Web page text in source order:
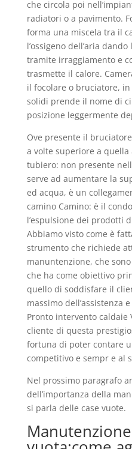
che circola poi
radiatori o a pavimento.
forma una miscela tra il
l’ossigeno dell’aria
tramite irraggiamento e
trasmette il calore.
il focolare o bruciatore,
solidi prende il nome di
posizione leggermente
Ove presente il
a volte superiore a quella
tubiero: non presente
serve ad aumentare la
ed acqua, è un
camino Camino: è il
l’espulsione dei prodotti
Abbiamo visto come è
strumento che richiede
manuntenzione, che
che ha come obiettivo
quello di soddisfare il
massimo dell’assistenza
Pronto intervento caldaie
cliente di questa
fortuna di poter contare
competitivo e sempr e al
Nel prossimo paragrafo
dell’importanza della
si parla delle case vuote.